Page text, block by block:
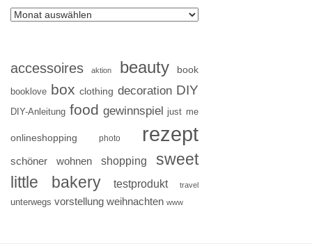
accessoires aktion beauty book
booklove box clothing decoration DIY
DIY-Anleitung food gewinnspiel just me
onlineshopping photo rezept
schöner wohnen shopping
sweet
little bakery
testprodukt travel
unterwegs vorstellung weihnachten www